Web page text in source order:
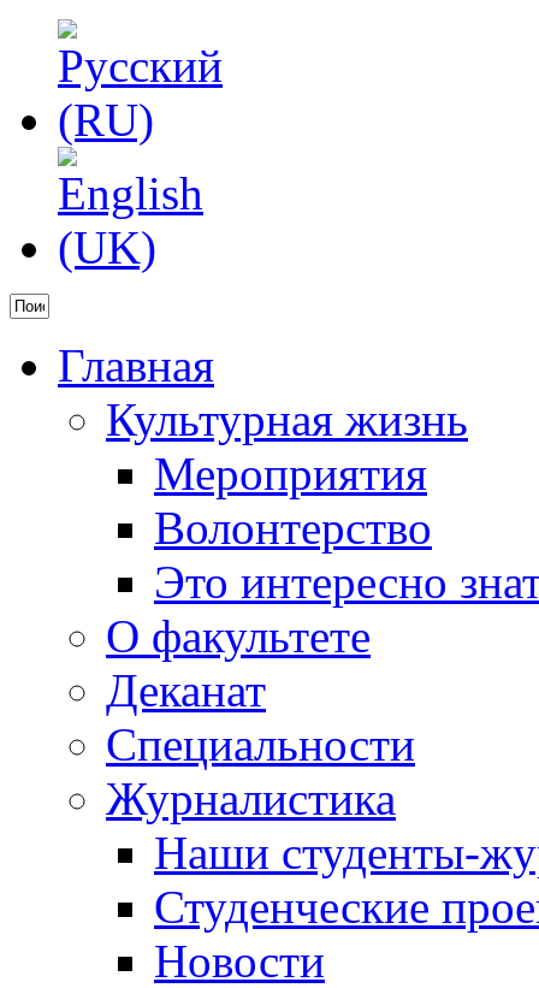
Главная
Культурная жизнь
Мероприятия
Волонтерство
Это интересно
О факультете
Деканат
Специальности
Журналистика
Наши студенты-
Студенческие
Новости